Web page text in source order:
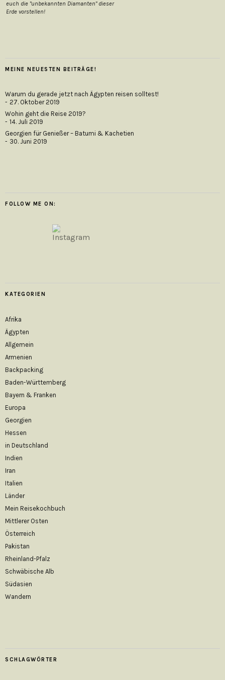
euch die "unbekannten Diamanten" dieser
Erde vorstellen!
MEINE NEUESTEN BEITRÄGE!
Warum du gerade jetzt nach Ägypten reisen solltest!
27. Oktober 2019
Wohin geht die Reise 2019?
14. Juli 2019
Georgien für Genießer – Batumi & Kachetien
30. Juni 2019
FOLLOW ME ON:
KATEGORIEN
Afrika
Ägypten
Allgemein
Armenien
Backpacking
Baden-Württemberg
Bayern & Franken
Europa
Georgien
Hessen
in Deutschland
Indien
Iran
Italien
Länder
Mein Reisekochbuch
Mittlerer Osten
Österreich
Pakistan
Rheinland-Pfalz
Schwäbische Alb
Südasien
Wandern
SCHLAGWÖRTER